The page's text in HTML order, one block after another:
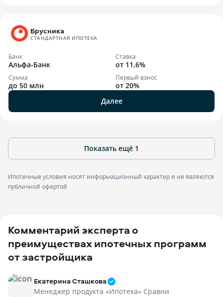
Брусника
СТАНДАРТНАЯ ИПОТЕКА
Банк
Альфа-Банк
Ставка
от 11,6%
Сумма
до 50 млн
Первый взнос
от 20%
Далее
Показать ещё 1
Ипотечные условия носят информационный характер и не являются
публичной офертой
Комментарий эксперта о
преимуществах ипотечных программ
от застройщика
Екатерина Сташкова
Менеджер продукта «Ипотека» Сравни